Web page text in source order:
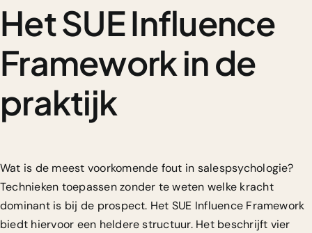
Het SUE Influence
Framework in de
praktijk
Wat is de meest voorkomende fout in salespsychologie?
Technieken toepassen zonder te weten welke kracht
dominant is bij de prospect. Het SUE Influence Framework
biedt hiervoor een heldere structuur. Het beschrijft vier